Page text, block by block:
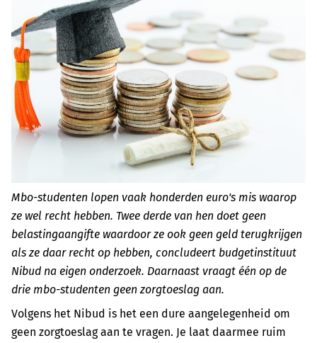
Mbo-studenten lopen vaak honderden euro's mis waarop
ze wel recht hebben. Twee derde van hen doet geen
belastingaangifte waardoor ze ook geen geld terugkrijgen
als ze daar recht op hebben, concludeert budgetinstituut
Nibud na eigen onderzoek. Daarnaast vraagt één op de
drie mbo-studenten geen zorgtoeslag aan.
Volgens het Nibud is het een dure aangelegenheid om
geen zorgtoeslag aan te vragen. Je laat daarmee ruim